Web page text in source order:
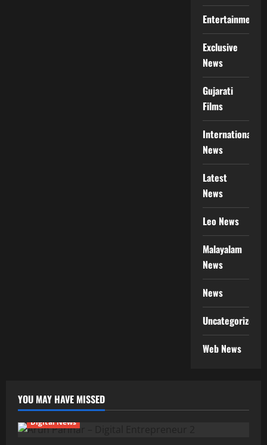
Entertainment
Exclusive
News
Gujarati
Films
International
News
Latest
News
Leo News
Malayalam
News
News
Uncategorized
Web News
YOU MAY HAVE MISSED
Digital News